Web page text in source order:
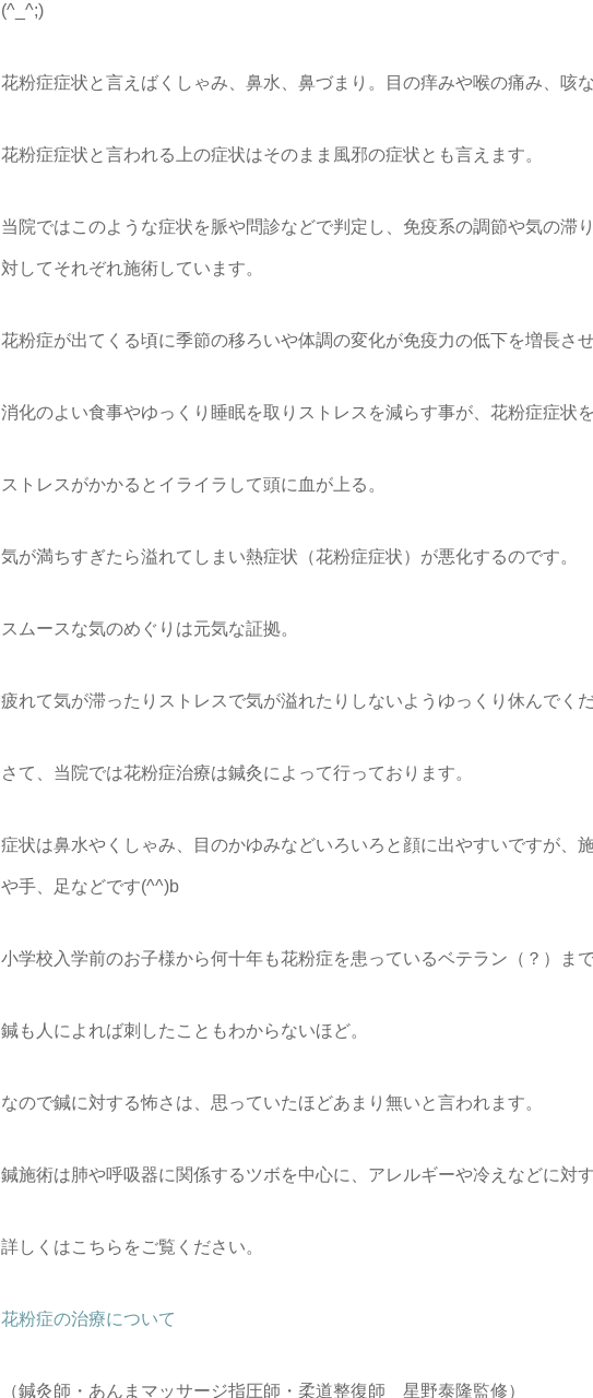
(^_^;)
花粉症症状と言えばくしゃみ、鼻水、鼻づまり。目の痒みや喉の痛み、咳
花粉症症状と言われる上の症状はそのまま風邪の症状とも言えます。
当院ではこのような症状を脈や問診などで判定し、免疫系の調節や気の滞
対してそれぞれ施術しています。
花粉症が出てくる頃に季節の移ろいや体調の変化が免疫力の低下を増長さ
消化のよい食事やゆっくり睡眠を取りストレスを減らす事が、花粉症症状
ストレスがかかるとイライラして頭に血が上る。
気が満ちすぎたら溢れてしまい熱症状（花粉症症状）が悪化するのです。
スムースな気のめぐりは元気な証拠。
疲れて気が滞ったりストレスで気が溢れたりしないようゆっくり休んでくだ
さて、当院では花粉症治療は鍼灸によって行っております。
症状は鼻水やくしゃみ、目のかゆみなどいろいろと顔に出やすいですが、
や手、足などです(^^)b
小学校入学前のお子様から何十年も花粉症を患っているベテラン（？）ま
鍼も人によれば刺したこともわからないほど。
なので鍼に対する怖さは、思っていたほどあまり無いと言われます。
鍼施術は肺や呼吸器に関係するツボを中心に、アレルギーや冷えなどに対
詳しくはこちらをご覧ください。
花粉症の治療について
（鍼灸師・あんまマッサージ指圧師・柔道整復師 星野泰隆監修）